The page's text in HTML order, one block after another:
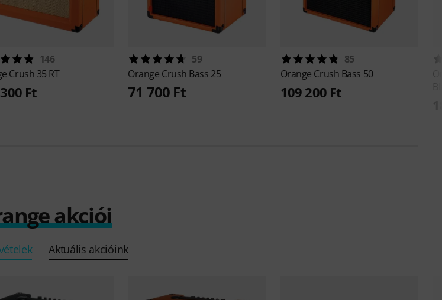
146
Crush 35 RT
Ft
59
Orange Crush Bass 25
71 700 Ft
85
Orange Crush Bass 50
109 200 Ft
akciói
Aktuális akcióink